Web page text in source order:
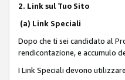
2. Link sul Tuo Sito
(a) Link Speciali
Dopo che ti sei candidato al
rendicontazione, e accumulo
I Link Speciali devono